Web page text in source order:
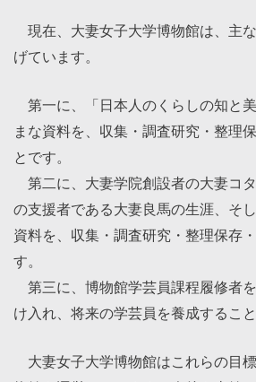
現在、大妻女子大学博物館は、主
げています。
第一に、「日本人のくらしの知と
まな資料を、収集・調査研究・整理
とです。
第二に、大妻学院創設者の大妻コ
の支援者である大妻良馬の生涯、そ
資料を、収集・調査研究・整理保存
す。
第三に、博物館学芸員課程履修者
け入れ、将来の学芸員を養成すること
大妻女子大学博物館はこれらの目